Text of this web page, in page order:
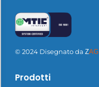
© 2024 Disegnato da ZAG
Prodotti